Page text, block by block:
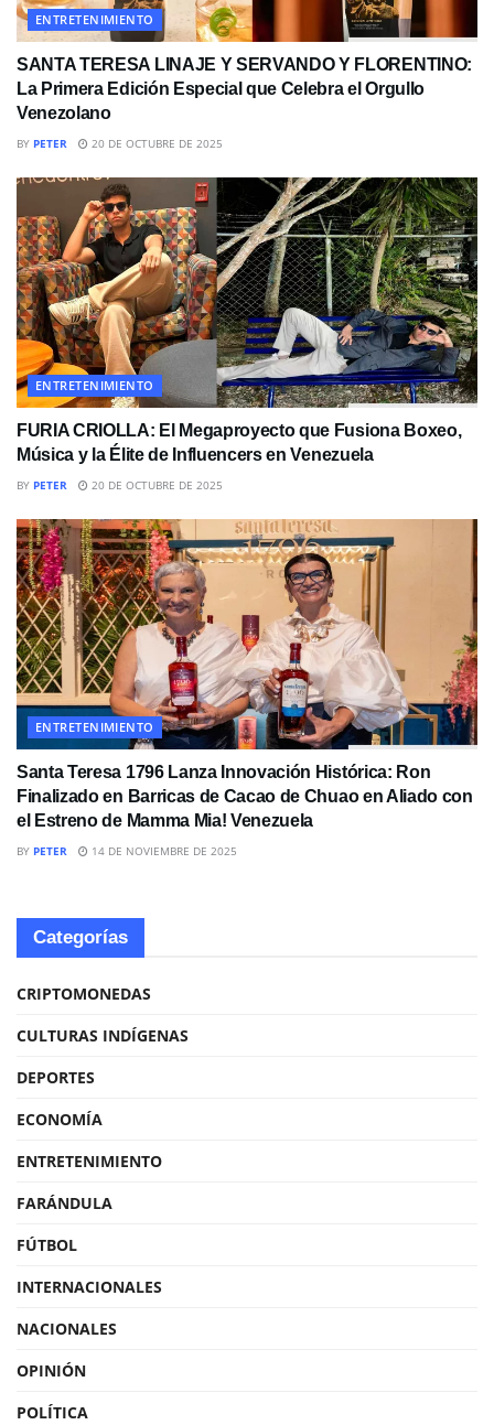
ENTRETENIMIENTO
SANTA TERESA LINAJE Y SERVANDO Y FLORENTINO:
La Primera Edición Especial que Celebra el Orgullo
Venezolano
BY PETER 20 DE OCTUBRE DE 2025
ENTRETENIMIENTO
FURIA CRIOLLA: El Megaproyecto que Fusiona Boxeo,
Música y la Élite de Influencers en Venezuela
BY PETER 20 DE OCTUBRE DE 2025
ENTRETENIMIENTO
Santa Teresa 1796 Lanza Innovación Histórica: Ron
Finalizado en Barricas de Cacao de Chuao en Aliado con
el Estreno de Mamma Mia! Venezuela
BY PETER 14 DE NOVIEMBRE DE 2025
Categorías
CRIPTOMONEDAS
CULTURAS INDÍGENAS
DEPORTES
ECONOMÍA
ENTRETENIMIENTO
FARÁNDULA
FÚTBOL
INTERNACIONALES
NACIONALES
OPINIÓN
POLÍTICA